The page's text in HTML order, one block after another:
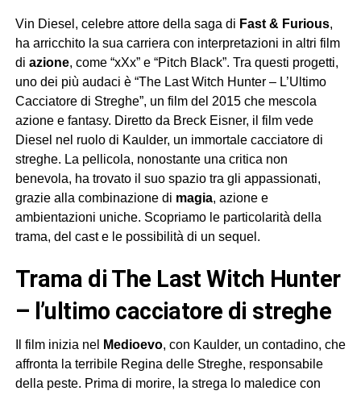
Vin Diesel, celebre attore della saga di Fast & Furious,
ha arricchito la sua carriera con interpretazioni in altri film
di azione, come “xXx” e “Pitch Black”. Tra questi progetti,
uno dei più audaci è “The Last Witch Hunter – L’Ultimo
Cacciatore di Streghe”, un film del 2015 che mescola
azione e fantasy. Diretto da Breck Eisner, il film vede
Diesel nel ruolo di Kaulder, un immortale cacciatore di
streghe. La pellicola, nonostante una critica non
benevola, ha trovato il suo spazio tra gli appassionati,
grazie alla combinazione di magia, azione e
ambientazioni uniche. Scopriamo le particolarità della
trama, del cast e le possibilità di un sequel.
trama di The Last Witch Hunter
– l’ultimo cacciatore di streghe
Il film inizia nel Medioevo, con Kaulder, un contadino, che
affronta la terribile Regina delle Streghe, responsabile
della peste. Prima di morire, la strega lo maledice con